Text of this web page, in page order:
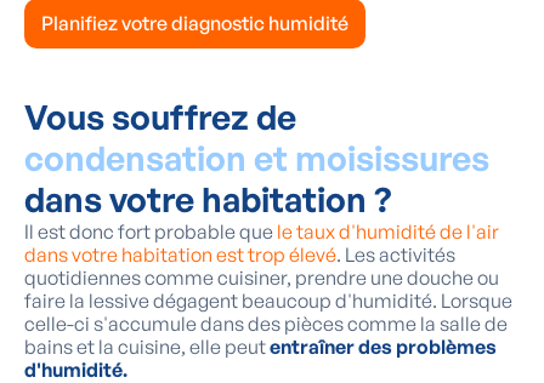
Planifiez votre diagnostic humidité
Vous souffrez de
condensation et moisissures
dans votre habitation ?
Il est donc fort probable que le taux d'humidité de l'air
dans votre habitation est trop élevé. Les activités
quotidiennes comme cuisiner, prendre une douche ou
faire la lessive dégagent beaucoup d'humidité. Lorsque
celle-ci s'accumule dans des pièces comme la salle de
bains et la cuisine, elle peutentraîner des problèmes
d'humidité.